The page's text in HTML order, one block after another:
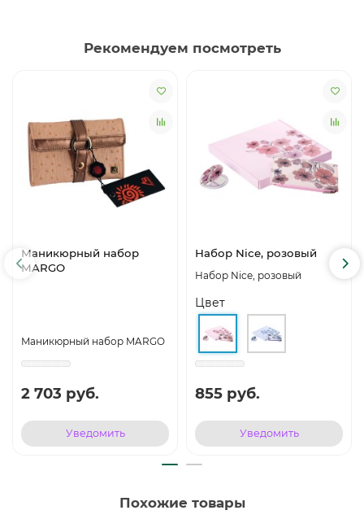
Рекомендуем посмотреть
Маникюрный набор
MARGO
Маникюрный набор MARGO
2 703 руб.
Уведомить
Набор Nice, розовый
Набор Nice, розовый
Цвет
855 руб.
Уведомить
Похожие товары